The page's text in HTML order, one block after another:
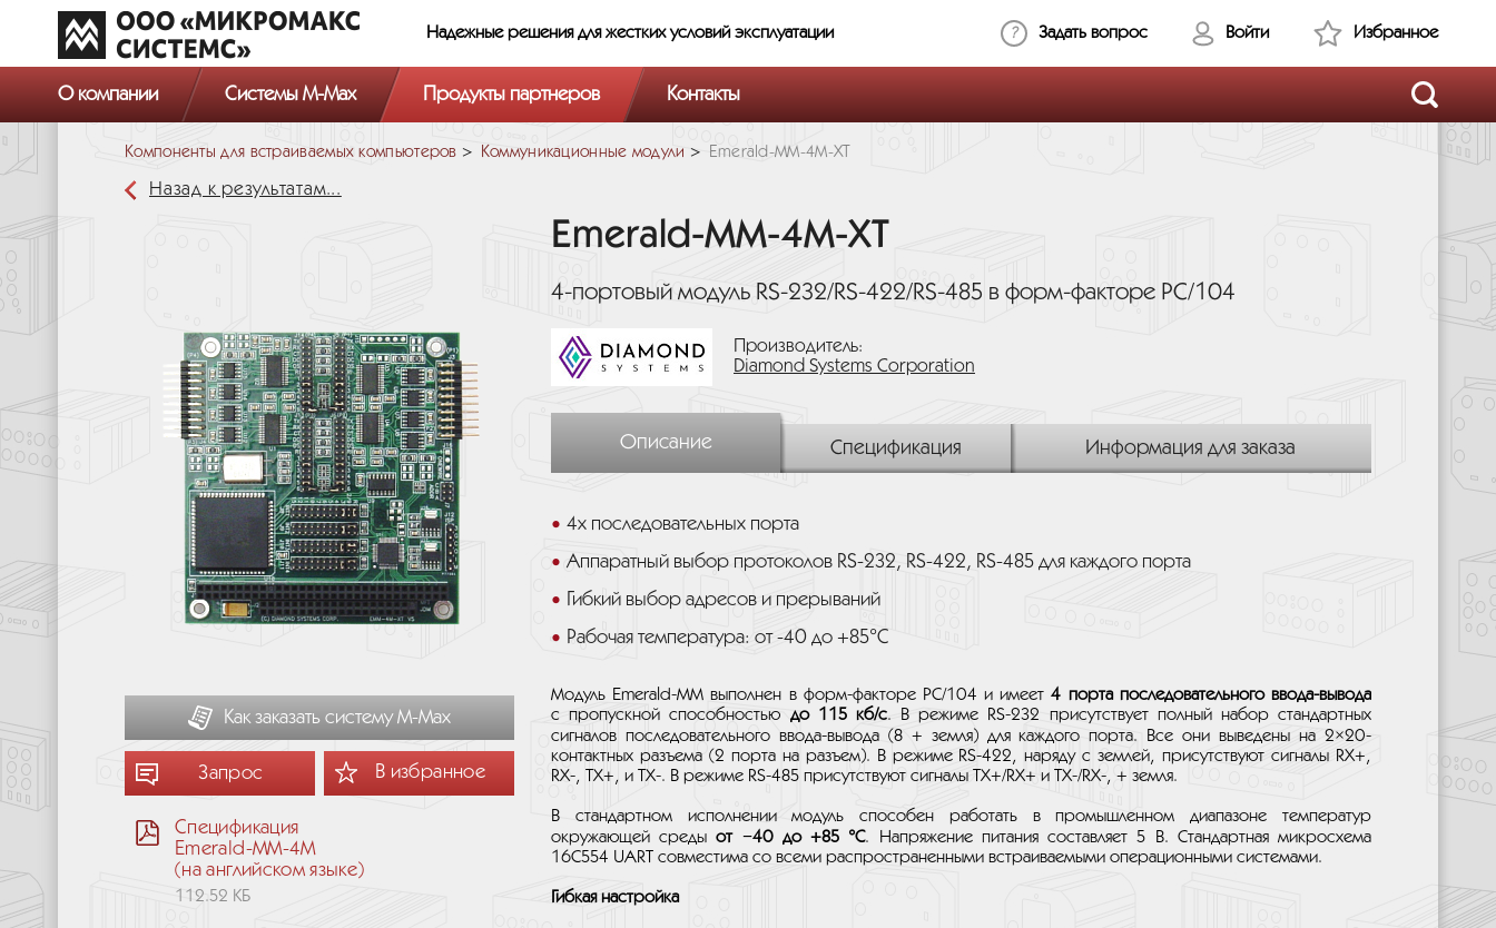
Надежные решения для жестких условий эксплуатации Задать вопрос Войти Избранное
О компании Системы M-Max Продукты партнеров Контакты
Компоненты для встраиваемых компьютеров Коммуникационные модули Emerald-MM-4M-XT
Назад к результатам...
Как заказать систему М-Мах
Запрос В избранное
Спецификация
Emerald-MM-4M
(на английском языке)
112.52 КБ
Emerald-MM-4M-XT
4-портовый модуль RS-232/RS-422/RS-485 в форм-факторе PC/104
Производитель:
Diamond Systems Corporation
Описание Спецификация Информация для заказа
4х последовательных порта
Аппаратный выбор протоколов RS-232, RS-422, RS-485 для каждого порта
Гибкий выбор адресов и прерываний
Рабочая температура: от -40 до +85°C
Модуль Emerald-MM выполнен в форм-факторе PC/104 и имеет4 порта последовательного ввода-вывода
с пропускной способностью до 115 кб/с. В режиме RS-232 присутствует полный набор стандартных
сигналов последовательного ввода-вывода (8 + земля) для каждого порта. Все они выведены на 2×20-
контактных разъема (2 порта на разъем). В режиме RS-422, наряду с землей, присутствуют сигналы RX+,
RX-, TX+, и TX-. В режиме RS-485 присутствуют сигналы TX+/RX+ и TX-/RX-, + земля.
В стандартном исполнении модуль способен работать в промышленном диапазоне температур
окружающей средыот −40 до +85 °C. Напряжение питания составляет 5 В. Стандартная микросхема
16C554 UART совместима со всеми распространенными встраиваемыми операционными системами.
Гибкая настройка